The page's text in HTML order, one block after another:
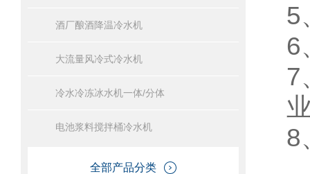
酒厂酿酒降温冷水机
大流量风冷式冷水机
冷水冷冻冰水机一体/分体
电池浆料搅拌桶冷水机
全部产品分类
5
6
7
8